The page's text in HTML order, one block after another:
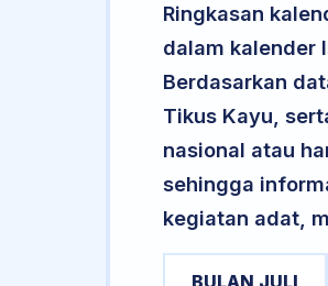
Ringkasan
dalam kalender
Berdasarkan
Tikus Kayu,
nasional atau
sehingga
kegiatan adat,
BULAN JULI